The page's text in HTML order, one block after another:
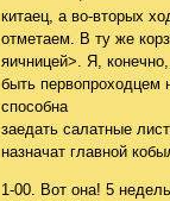
китаец, а во-вторых
отметаем. В ту же
яичницей>. Я,
быть
способна
заедать салатные
назначат главной
1-00. Вот она! 5